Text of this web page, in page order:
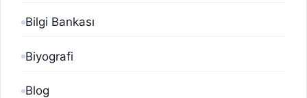
Bilgi Bankası
Biyografi
Blog